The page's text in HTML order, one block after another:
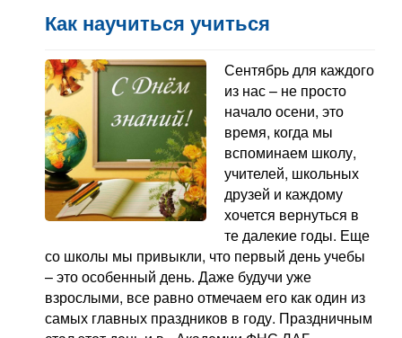
Как научиться учиться
Сентябрь для каждого
из нас – не просто
начало осени, это
время, когда мы
вспоминаем школу,
учителей, школьных
друзей и каждому
хочется вернуться в
те далекие годы. Еще
со школы мы привыкли, что первый день учебы
– это особенный день. Даже будучи уже
взрослыми, все равно отмечаем его как один из
самых главных праздников в году. Праздничным